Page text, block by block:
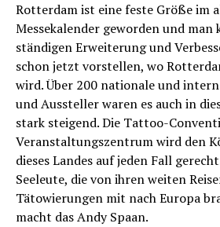
Rotterdam ist eine feste Größe im
Messekalender geworden und man
ständigen Erweiterung und
schon jetzt vorstellen, wo
wird. Über 200 nationale und
und Aussteller waren es auch in
stark steigend. Die Tattoo-
Veranstaltungszentrum wird den
dieses Landes auf jeden Fall
Seeleute, die von ihren weiten
Tätowierungen mit nach Europa
macht das Andy Spaan.